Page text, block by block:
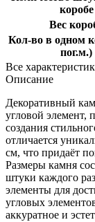
коробе
Вес
Кол-во в одном
пог.м.)
Все
Описание
Декоративный
угловой элемент,
создания
отличается
см, что придаёт
Размеры камня
штуки каждого
элементы для
угловых
аккуратное и